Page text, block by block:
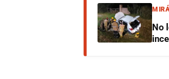
No